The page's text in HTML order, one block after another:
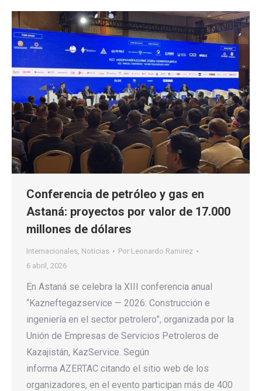
Conferencia de petróleo y gas en
Astaná: proyectos por valor de 17.000
millones de dólares
Internacionales, Noticias Por Leonardo Ramirez
6 abril, 2026
En Astaná se celebra la XIII conferencia anual
“Kazneftegazservice — 2026: Construcción e
ingeniería en el sector petrolero”, organizada por la
Unión de Empresas de Servicios Petroleros de
Kazajistán, KazService. Según
informa AZERTAC citando el sitio web de los
organizadores, en el evento participan más de 400